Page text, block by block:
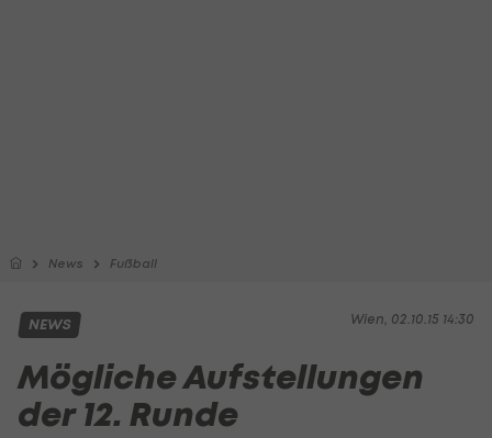
News Fußball
Wien, 02.10.15 14:30
NEWS
Mögliche Aufstellungen
der 12. Runde